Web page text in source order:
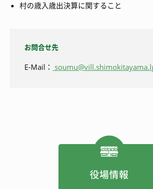
村の歳入歳出決算に関すること
お問合せ先
E-Mail：
役場情報